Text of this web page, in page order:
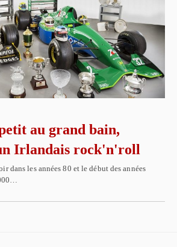
au grand bain,
Irlandais rock'n'roll
dans les années 80 et le début des années